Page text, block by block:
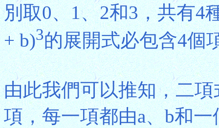
別取0、1、2和3，共有4
+ b)3的展開式必包含4個
由此我們可以推知，二項
項，每一項都由a、b和